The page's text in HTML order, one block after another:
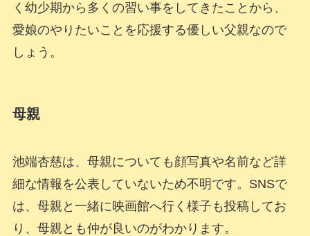
く幼少期から多くの習い事をしてきたことから、
愛娘のやりたいことを応援する優しい父親なので
しょう。
母親
池端杏慈は、母親についても顔写真や名前など詳
細な情報を公表していないため不明です。SNSで
は、母親と一緒に映画館へ行く様子も投稿してお
り、母親とも仲が良いのがわかります。